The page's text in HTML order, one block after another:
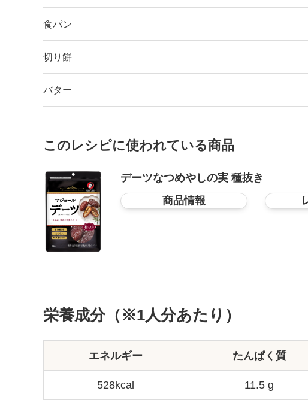
食パン
切り餅
バター
このレシピに使われている商品
デーツなつめやしの実 種抜き
商品情報
栄養成分（※1人分あたり）
エネルギー
528kcal
たんぱく質
11.5 g